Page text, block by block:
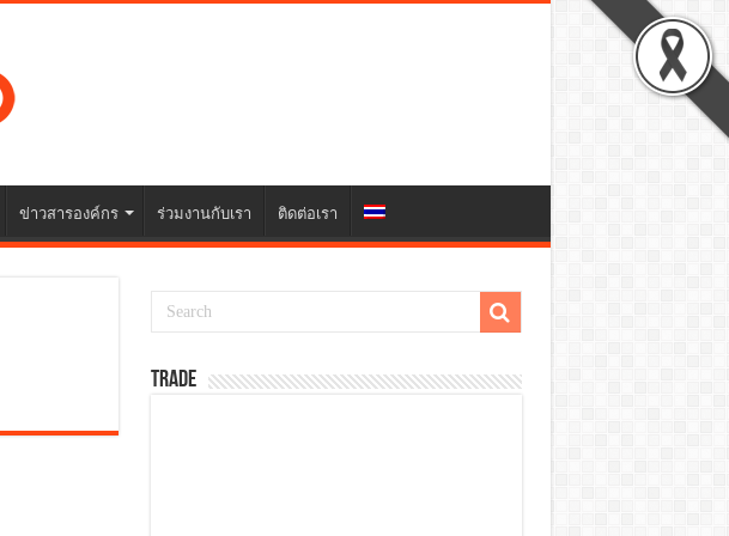
ข่าวสารองค์กร ร่วมงานกับเรา ติดต่อเรา
TRADE